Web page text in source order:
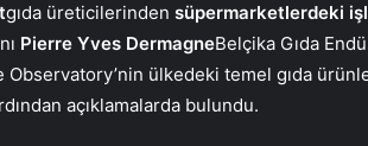
gıda üreticilerinden süpermarketlerdeki
Pierre Yves DermagneBelçika Gıda
ülkedeki temel gıda
açıklamalarda bulundu.